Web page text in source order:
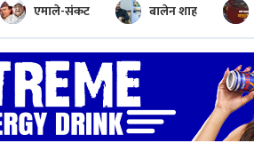
एमाले-संकट बालेन शाह